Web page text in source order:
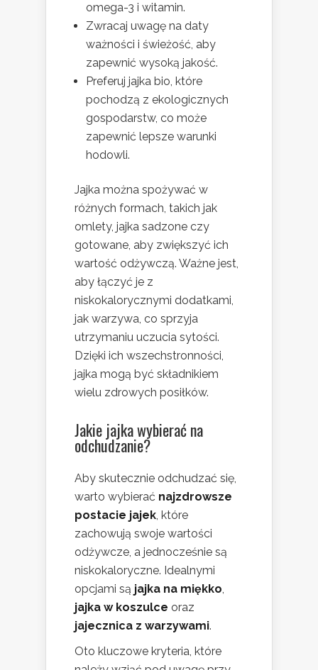
omega-3 i witamin.
Zwracaj uwagę na daty
ważności i świeżość, aby
zapewnić wysoką jakość.
Preferuj jajka bio, które
pochodzą z ekologicznych
gospodarstw, co może
zapewnić lepsze warunki
hodowli.
Jajka można spożywać w
różnych formach, takich jak
omlety, jajka sadzone czy
gotowane, aby zwiększyć ich
wartość odżywczą. Ważne jest,
aby łączyć je z
niskokalorycznymi dodatkami,
jak warzywa, co sprzyja
utrzymaniu uczucia sytości.
Dzięki ich wszechstronności,
jajka mogą być składnikiem
wielu zdrowych posiłków.
Jakie jajka wybierać na
odchudzanie?
Aby skutecznie odchudzać się,
warto wybierać najzdrowsze
postacie jajek, które
zachowują swoje wartości
odżywcze, a jednocześnie są
niskokaloryczne. Idealnymi
opcjami są jajka na miękko,
jajka w koszulce oraz
jajecznica z warzywami.
Oto kluczowe kryteria, które